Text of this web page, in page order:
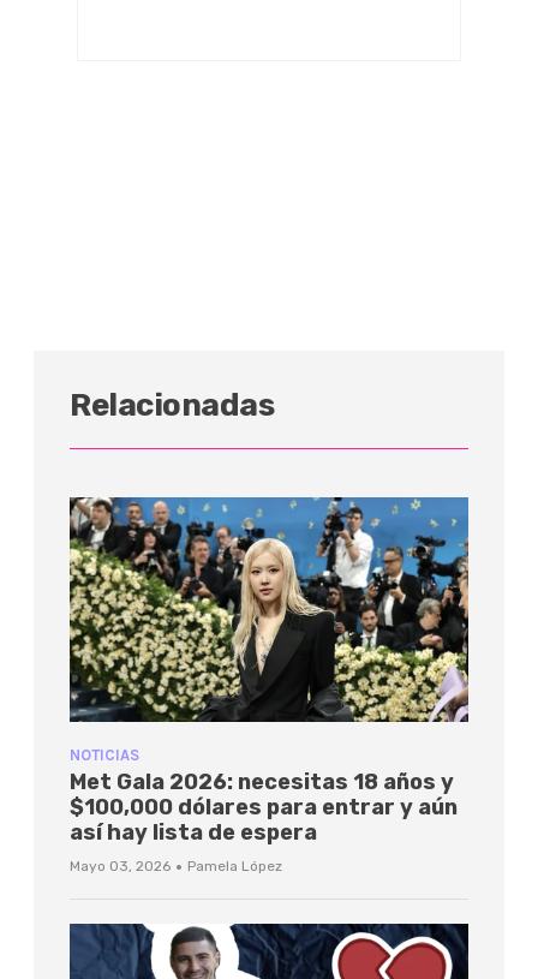
Relacionadas
NOTICIAS
Met Gala 2026: necesitas 18 años y
$100,000 dólares para entrar y aún
así hay lista de espera
Mayo 03, 2026 · Pamela López